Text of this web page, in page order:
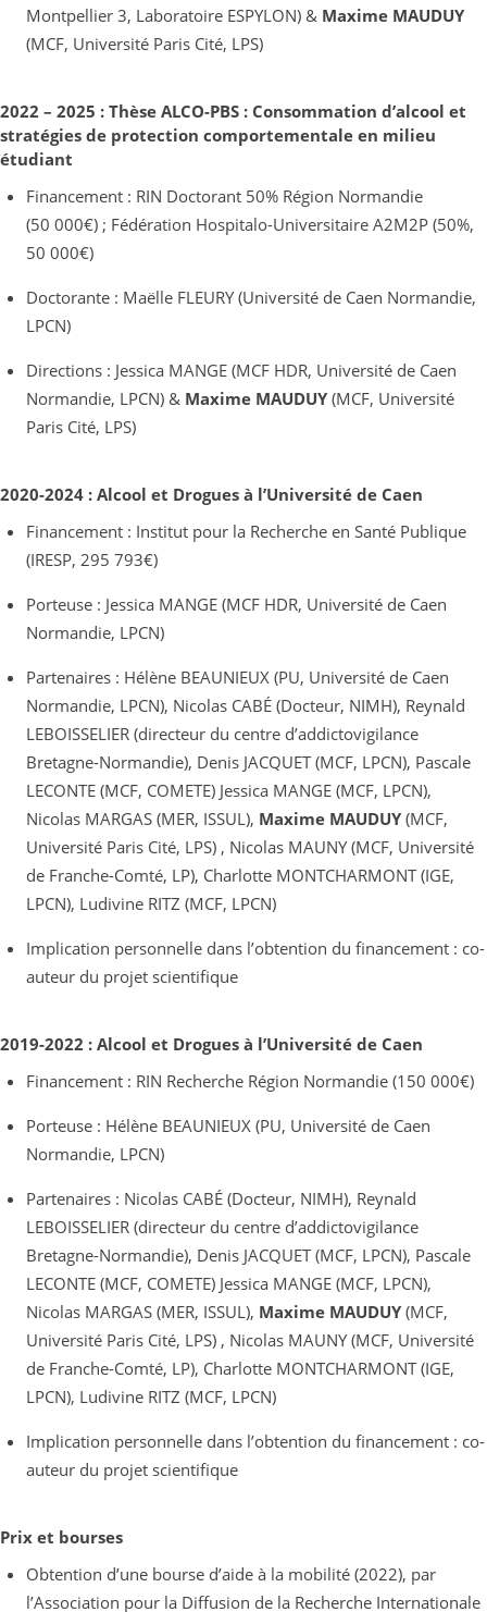
Montpellier 3, Laboratoire ESPYLON) & Maxime MAUDUY
(MCF, Université Paris Cité, LPS)
2022 – 2025 : Thèse ALCO-PBS : Consommation d’alcool et
stratégies de protection comportementale en milieu
étudiant
Financement : RIN Doctorant 50% Région Normandie
(50 000€) ; Fédération Hospitalo-Universitaire A2M2P (50%,
50 000€)
Doctorante : Maëlle FLEURY (Université de Caen Normandie,
LPCN)
Directions : Jessica MANGE (MCF HDR, Université de Caen
Normandie, LPCN) & Maxime MAUDUY(MCF, Université
Paris Cité, LPS)
2020-2024 : Alcool et Drogues à l’Université de Caen
Financement : Institut pour la Recherche en Santé Publique
(IRESP, 295 793€)
Porteuse : Jessica MANGE (MCF HDR, Université de Caen
Normandie, LPCN)
Partenaires : Hélène BEAUNIEUX (PU, Université de Caen
Normandie, LPCN), Nicolas CABÉ (Docteur, NIMH), Reynald
LEBOISSELIER (directeur du centre d’addictovigilance
Bretagne-Normandie), Denis JACQUET (MCF, LPCN), Pascale
LECONTE (MCF, COMETE) Jessica MANGE (MCF, LPCN),
Nicolas MARGAS (MER, ISSUL), Maxime MAUDUY(MCF,
Université Paris Cité, LPS) , Nicolas MAUNY (MCF, Université
de Franche-Comté, LP), Charlotte MONTCHARMONT (IGE,
LPCN), Ludivine RITZ (MCF, LPCN)
Implication personnelle dans l’obtention du financement : co-
auteur du projet scientifique
2019-2022 : Alcool et Drogues à l’Université de Caen
Financement : RIN Recherche Région Normandie (150 000€)
Porteuse : Hélène BEAUNIEUX (PU, Université de Caen
Normandie, LPCN)
Partenaires : Nicolas CABÉ (Docteur, NIMH), Reynald
LEBOISSELIER (directeur du centre d’addictovigilance
Bretagne-Normandie), Denis JACQUET (MCF, LPCN), Pascale
LECONTE (MCF, COMETE) Jessica MANGE (MCF, LPCN),
Nicolas MARGAS (MER, ISSUL), Maxime MAUDUY(MCF,
Université Paris Cité, LPS) , Nicolas MAUNY (MCF, Université
de Franche-Comté, LP), Charlotte MONTCHARMONT (IGE,
LPCN), Ludivine RITZ (MCF, LPCN)
Implication personnelle dans l’obtention du financement : co-
auteur du projet scientifique
Prix et bourses
Obtention d’une bourse d’aide à la mobilité (2022), par
l’Association pour la Diffusion de la Recherche Internationale